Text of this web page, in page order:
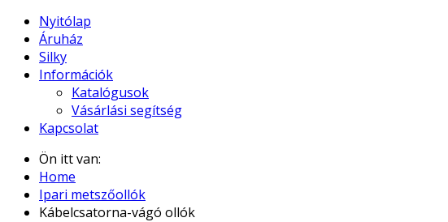
Nyitólap
Áruház
Silky
Információk
Katalógusok
Vásárlási segítség
Kapcsolat
Ön itt van:
Home
Ipari metszőollók
Kábelcsatorna-vágó ollók